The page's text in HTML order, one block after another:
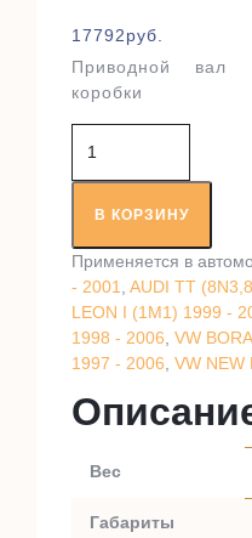
17792руб.
Приводной вал
коробки
товара
Приводной
валВ КОРЗИНУ
Применяется в
- 2001
AUDI TT
LEON I (1M1) 1999 -
1998 - 2006 VW
1997 - 2006 VW NEW
Вес
Габариты